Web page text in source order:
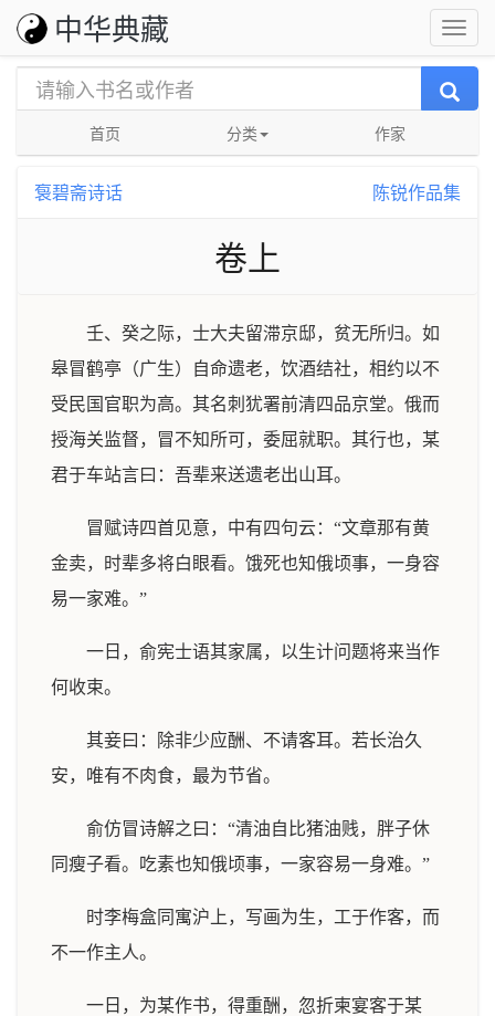
中华典藏
首页 分类 作家
袌碧斋诗话 陈锐作品集
卷上
壬、癸之际，士大夫留滞京邸，贫无所归。如
皋冒鹤亭（广生）自命遗老，饮酒结社，相约以不
受民国官职为高。其名刺犹署前清四品京堂。俄而
授海关监督，冒不知所可，委屈就职。其行也，某
君于车站言曰：吾辈来送遗老出山耳。
冒赋诗四首见意，中有四句云：“文章那有黄
金卖，时辈多将白眼看。饿死也知俄顷事，一身容
易一家难。”
一日，俞宪士语其家属，以生计问题将来当作
何收束。
其妾曰：除非少应酬、不请客耳。若长治久
安，唯有不肉食，最为节省。
俞仿冒诗解之曰：“清油自比猪油贱，胖子休
同瘦子看。吃素也知俄顷事，一家容易一身难。”
时李梅盒同寓沪上，写画为生，工于作客，而
不一作主人。
一日，为某作书，得重酬，忽折柬宴客于某